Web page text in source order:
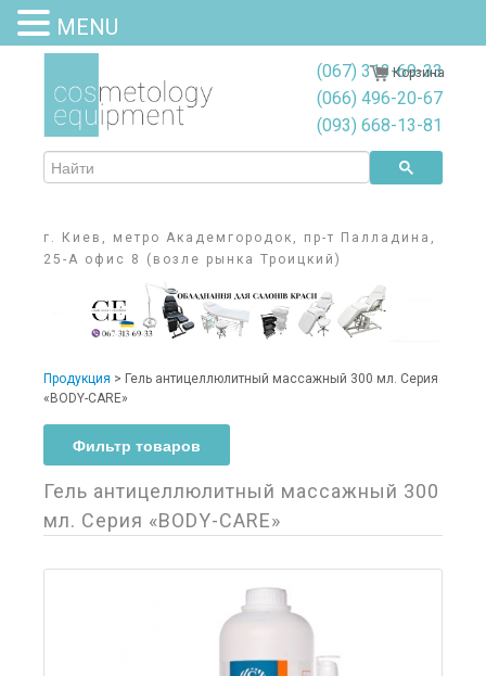
Корзина
г. Киев, метро Академгородок, пр-т Палладина,
25-А офис 8 (возле рынка Троицкий)
(067) 313-69-33
(066) 496-20-67
(093) 668-13-81
Продукция > Гель антицеллюлитный массажный 300 мл. Серия
«BODY-CARE»
Фильтр товаров
Гель антицеллюлитный массажный 300
мл. Серия «BODY-CARE»
MENU